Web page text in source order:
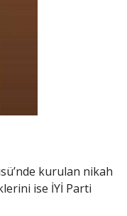
kurulan nikah
ise İYİ Parti